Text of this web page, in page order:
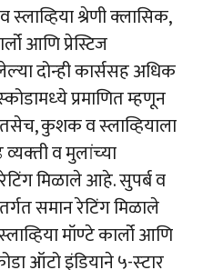
श्रेणी क्‍लासिक,
आणि प्रेस्टिज
दोन्‍ही कार्ससह अधिक
प्रमाणित म्‍हणून
कुशक व स्‍लाव्हियाला
व मुलांच्‍या
मिळाले आहे. सुपर्ब व
समान रेटिंग मिळाले
मॉण्‍टे कार्लो आणि
ऑटो इंडियाने ५-स्‍टार